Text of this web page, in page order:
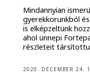
Mindannyian
gyerekkorunkból
is elképzeltünk
ahol ünnepi
részleteit
2020. DECEMBER 24.